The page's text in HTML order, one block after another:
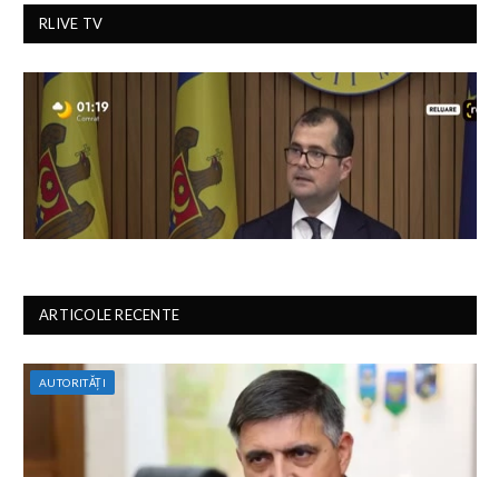
RLIVE TV
ARTICOLE RECENTE
AUTORITĂȚI